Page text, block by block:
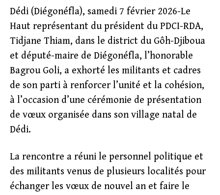
Dédi (Diégonéfla), samedi 7 février 2026-Le
Haut représentant du président du PDCI-RDA,
Tidjane Thiam, dans le district du Gôh-Djiboua
et député-maire de Diégonéfla, l’honorable
Bagrou Goli, a exhorté les militants et cadres
de son parti à renforcer l’unité et la cohésion,
à l’occasion d’une cérémonie de présentation
de vœux organisée dans son village natal de
Dédi.
La rencontre a réuni le personnel politique et
des militants venus de plusieurs localités pour
échanger les vœux de nouvel an et faire le